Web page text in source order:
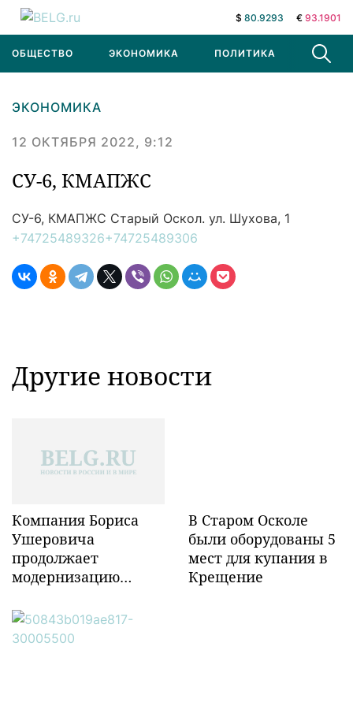
$ 80.9293 € 93.1901
ОБЩЕСТВО ЭКОНОМИКА ПОЛИТИКА В МИРЕ
ЭКОНОМИКА
12 ОКТЯБРЯ 2022, 9:12
СУ-6, КМАПЖС
СУ-6, КМАПЖС Старый Оскол. ул. Шухова, 1
+74725489326+74725489306
Другие новости
Компания Бориса
Ушеровича
продолжает
модернизацию
инфраструктуры в
Забайкалье
В Старом Осколе
были оборудованы 5
мест для купания в
Крещение